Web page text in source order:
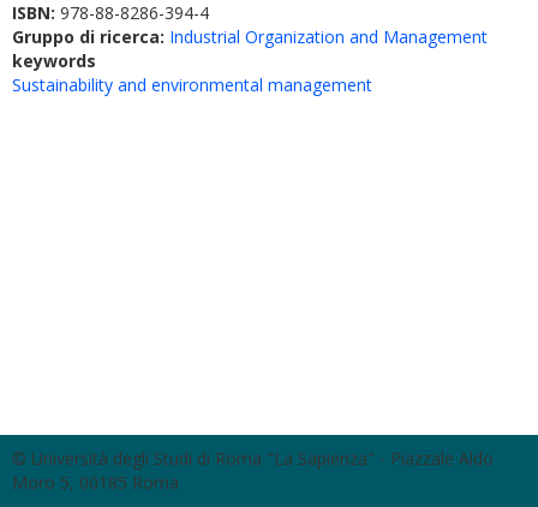
ISBN: 978-88-8286-394-4
Gruppo di ricerca: Industrial Organization and Management
keywords
Sustainability and environmental management
© Università degli Studi di Roma "La Sapienza" - Piazzale Aldo
Moro 5, 00185 Roma